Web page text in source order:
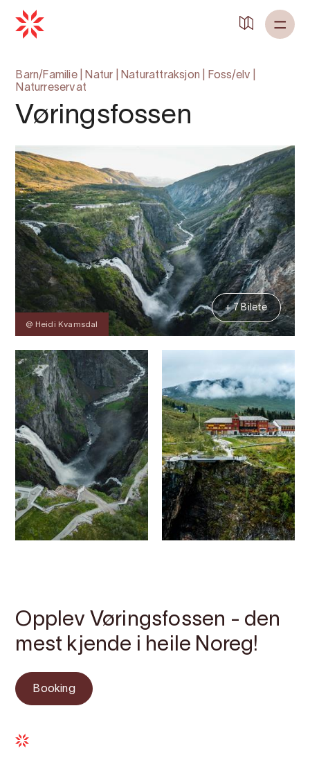
Barn/Familie| Natur Naturattraksjon Foss/elv
Naturreservat
Vøringsfossen
@ Heidi Kvamsdal
+ 7 Bilete
Opplev Vøringsfossen - den
mest kjende i heile Noreg!
Booking